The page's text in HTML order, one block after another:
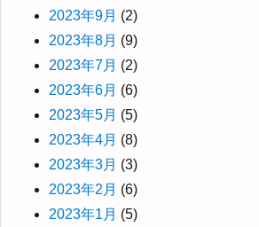
2023年9月 (2)
2023年8月 (9)
2023年7月 (2)
2023年6月 (6)
2023年5月 (5)
2023年4月 (8)
2023年3月 (3)
2023年2月 (6)
2023年1月 (5)